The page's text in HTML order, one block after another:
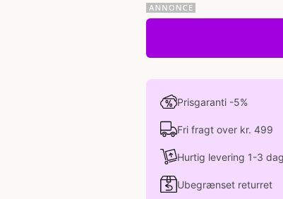
Prisgaranti -5%
Fri fragt over kr. 499
Hurtig levering 1-3
Ubegrænset returret